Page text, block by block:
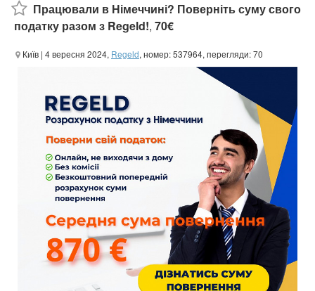
Працювали в Німеччині? Поверніть суму свого
податку разом з Regeld!, 70€
Київ | 4 вересня 2024, Regeld, номер: 537964, перегляди: 70